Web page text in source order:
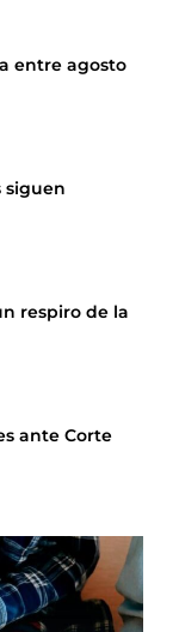
entre agosto
siguen
respiro de la
ante Corte